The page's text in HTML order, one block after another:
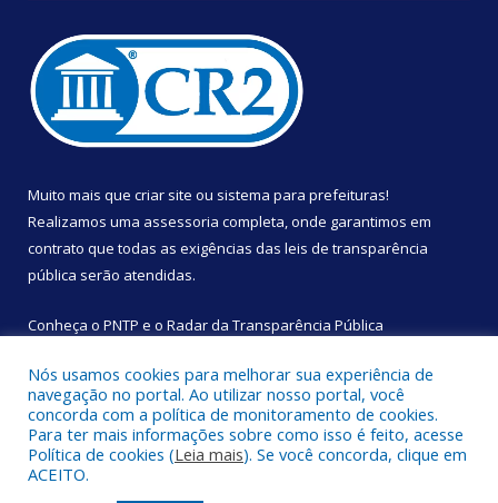
Muito mais que criar site ou sistema para prefeituras!
Realizamos uma assessoria completa, onde garantimos em
contrato que todas as exigências das leis de transparência
pública serão atendidas.
Conheça o PNTP e o Radar da Transparência Pública
Todos os direitos reservados a Câmara Municipal de São
Sebastião da Boa Vista.
Nós usamos cookies para melhorar sua experiência de
navegação no portal. Ao utilizar nosso portal, você
concorda com a política de monitoramento de cookies.
Para ter mais informações sobre como isso é feito, acesse
Política de cookies (Leia mais). Se você concorda, clique em
ACEITO.